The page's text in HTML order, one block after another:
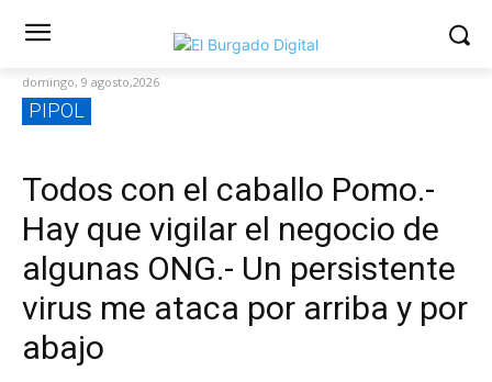
domingo, 9 agosto,2026
PIPOL
Todos con el caballo Pomo.-
Hay que vigilar el negocio de
algunas ONG.- Un persistente
virus me ataca por arriba y por
abajo